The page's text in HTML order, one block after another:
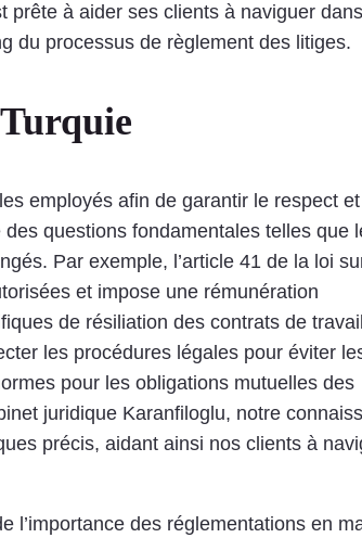
prête à aider ses clients à naviguer
du processus de règlement des litiges.
employés afin de garantir le respect
questions fondamentales telles que
Par exemple, l’article 41 de la loi
et impose une rémunération
de résiliation des contrats de
les procédures légales pour éviter
pour les obligations mutuelles des
juridique Karanfiloglu, notre
précis, aidant ainsi nos clients à
l’importance des réglementations en